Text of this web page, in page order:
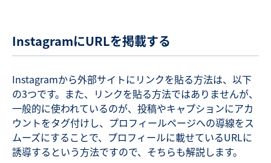
InstagramにURLを掲載する
Instagramから外部サイトにリンクを貼る方法は、以下
の3つです。また、リンクを貼る方法ではありませんが、
一般的に使われているのが、投稿やキャプションにアカ
ウントをタグ付けし、プロフィールページへの導線をス
ムーズにすることで、プロフィールに載せているURLに
誘導するという方法ですので、そちらも解説します。